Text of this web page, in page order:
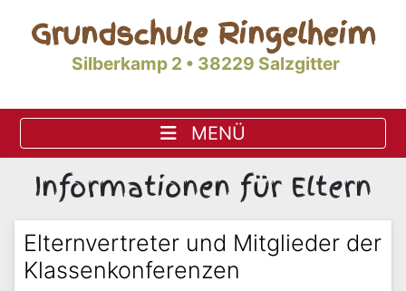
Grundschule Ringelheim
Silberkamp 2 • 38229 Salzgitter
Informationen für Eltern
Elternvertreter und Mitglieder der
Klassenkonferenzen